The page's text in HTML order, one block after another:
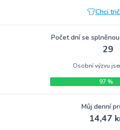
Chci
Počet dní se
29
Osobní výzvu
97 %
Můj denní
14,47